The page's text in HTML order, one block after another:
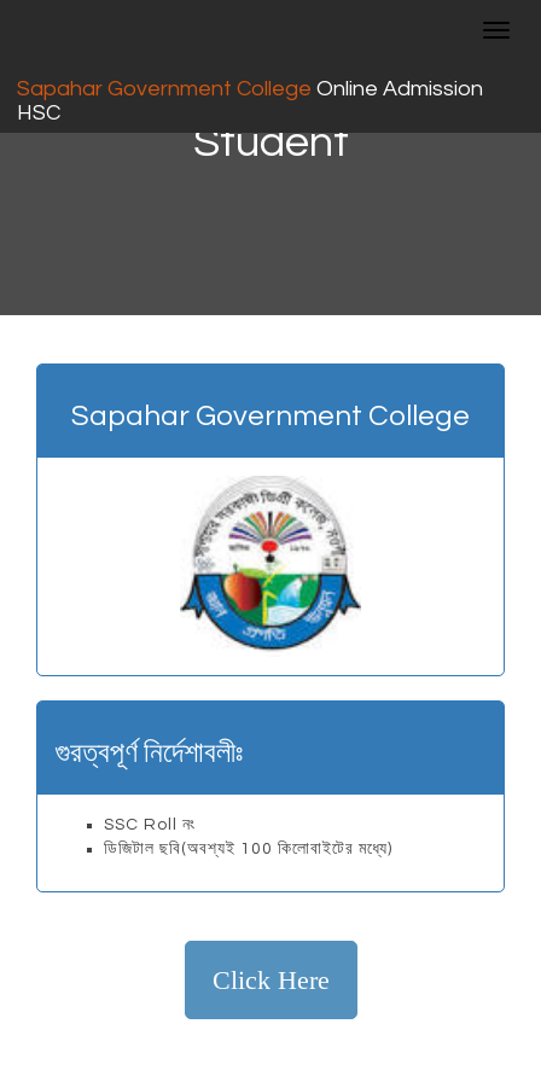
Sapahar Government College Online Admission
HSC
Online AdmissionFor HSC
Student
Sapahar Government College
গুরত্বপূর্ণ নির্দেশাবলীঃ
SSC Roll নং
ডিজিটাল ছবি(অবশ্যই 100 কিলোবাইটের মধ্যে)
Click Here